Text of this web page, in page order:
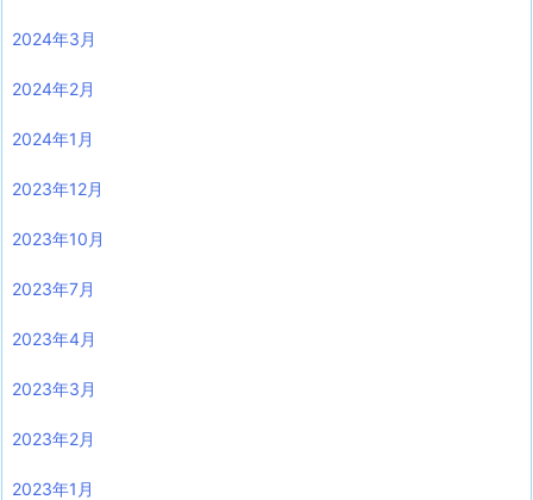
2024年3月
2024年2月
2024年1月
2023年12月
2023年10月
2023年7月
2023年4月
2023年3月
2023年2月
2023年1月